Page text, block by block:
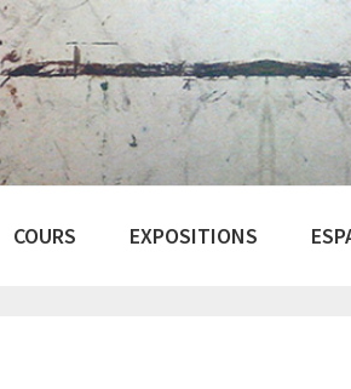
COURS EXPOSITIONS